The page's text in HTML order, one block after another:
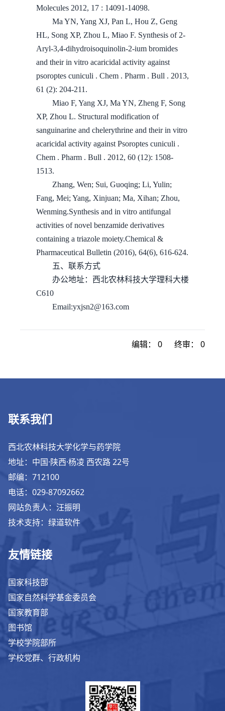
Molecules 2012, 17 : 14091-14098.
Ma YN, Yang XJ, Pan L, Hou Z, Geng
HL, Song XP, Zhou L, Miao F. Synthesis of 2-
Aryl-3,4-dihydroisoquinolin-2-ium bromides
and their in vitro acaricidal activity against
psoroptes cuniculi . Chem . Pharm . Bull . 2013,
61 (2): 204-211.
Miao F, Yang XJ, Ma YN, Zheng F, Song
XP, Zhou L. Structural modification of
sanguinarine and chelerythrine and their in vitro
acaricidal activity against Psoroptes cuniculi .
Chem . Pharm . Bull . 2012, 60 (12): 1508-
1513.
Zhang, Wen; Sui, Guoqing; Li, Yulin;
Fang, Mei; Yang, Xinjuan; Ma, Xihan; Zhou,
Wenming.Synthesis and in vitro antifungal
activities of novel benzamide derivatives
containing a triazole moiety.Chemical &
Pharmaceutical Bulletin (2016), 64(6), 616-624.
五、联系方式
办公地址：西北农林科技大学理科大楼
C610
Email:yxjsn2@163.com
编辑： 0 终审： 0
联系我们
西北农林科技大学化学与药学院
地址：中国·陕西·杨凌 西农路 22号
邮编：712100
电话：029-87092662
网站负责人：汪振明
技术支持：绿道软件
友情链接
国家科技部
国家自然科学基金委员会
国家教育部
图书馆
学校学院部所
学校党群、行政机构